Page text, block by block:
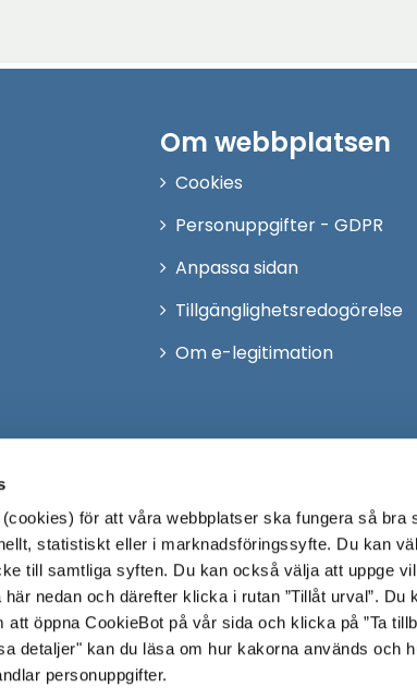
för att våra webbplatser ska fungera så bra
statistiskt eller i marknadsföringssyfte. Du kan
till samtliga syften. Du kan också välja att uppge
nedan och därefter klicka i rutan ”Tillåt urval”. Du
öppna CookieBot på vår sida och klicka på ”Ta
detaljer" kan du läsa om hur kakorna används och
personuppgifter.
Om webbplatsen
Cookies
Personuppgifter - GDPR
Anpassa sidan
Tillgänglighetsredogörelse
Om e-legitimation